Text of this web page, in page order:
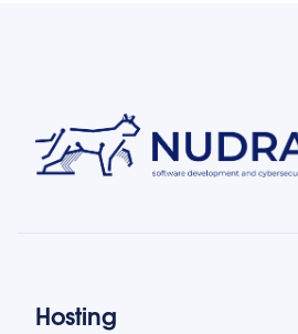
Hosting